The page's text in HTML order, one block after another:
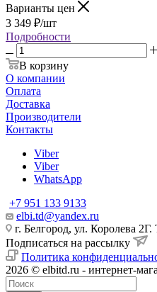
Варианты цен
3 349 ₽/шт
Подробности
В корзину
О компании
Оплата
Доставка
Производители
Контакты
Viber
Viber
WhatsApp
+7 951 133 9133
elbi.td@yandex.ru
г. Белгород, ул. Королева
Подписаться на рассылку
Политика
2026 © elbitd.ru - интернет-